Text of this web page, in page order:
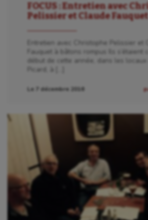
Sauvetage sportif
Sport handicap
Sport santé
Sport-entreprise
Tir à l'arc
Triathlon
Ultimate frisbee
UNSS
FOCUS : Entretien avec
Pelissier et Claude Fauquet
Entretien avec Christophe Pelissier et
Fauquet à bâtons rompus Ils s’étaient
début de cette année, dans les locaux
Picard, à […]
Le 7 décembre 2016